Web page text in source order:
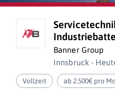
Banner Group
Innsbruck -
Vollzeit ab 2.500€ pro